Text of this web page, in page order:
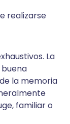
realizarse
La
la memoria
familiar o